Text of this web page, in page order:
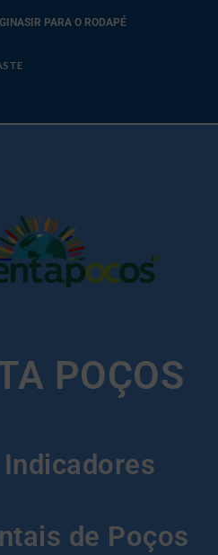
IR PARA O RODAPÉ
POÇOS
de Poços